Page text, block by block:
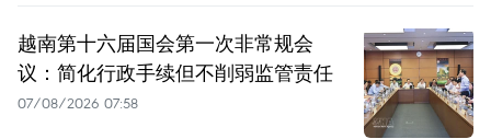
越南第十六届国会第一次非常规会
议：简化行政手续但不削弱监管责任
07/08/2026 07:58